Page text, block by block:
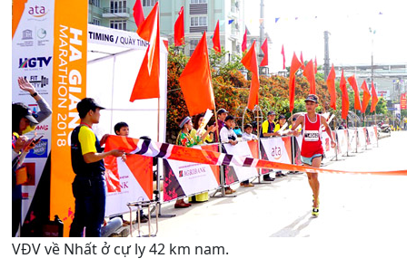
VĐV về Nhất ở cự ly 42 km nam.